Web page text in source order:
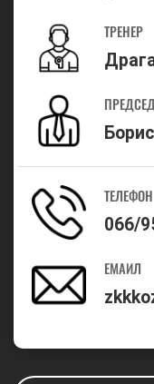
ТРЕНЕР
ТЕЛЕФОН
066/
ЕМАИЛ